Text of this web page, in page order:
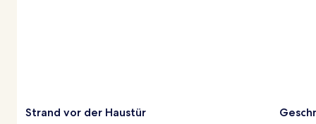
Strand vor der Haustür